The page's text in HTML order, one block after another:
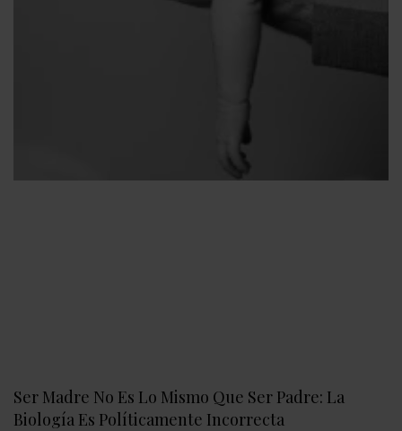
Ser Madre No Es Lo Mismo Que Ser Padre: La
Biología Es Políticamente Incorrecta